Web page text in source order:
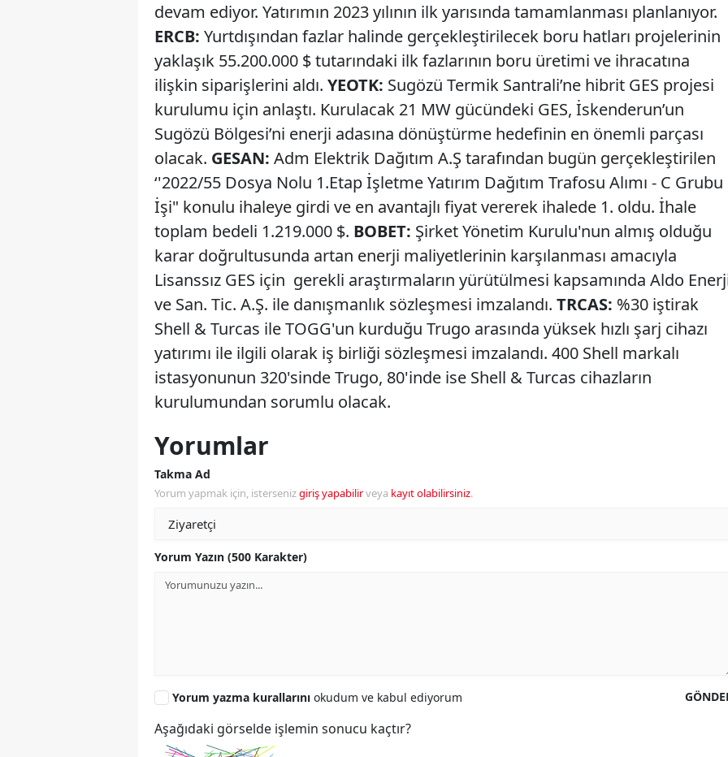
devam ediyor. Yatırımın 2023 yılının ilk yarısında tamamlanması planlanıyor.
ERCB: Yurtdışından fazlar halinde gerçekleştirilecek boru hatları projelerinin
yaklaşık 55.200.000 $ tutarındaki ilk fazlarının boru üretimi ve ihracatına
ilişkin siparişlerini aldı. YEOTK: Sugözü Termik Santrali’ne hibrit GES projesi
kurulumu için anlaştı. Kurulacak 21 MW gücündeki GES, İskenderun’un
Sugözü Bölgesi’ni enerji adasına dönüştürme hedefinin en önemli parçası
olacak. GESAN: Adm Elektrik Dağıtım A.Ş tarafından bugün gerçekleştirilen
‘'2022/55 Dosya Nolu 1.Etap İşletme Yatırım Dağıtım Trafosu Alımı - C Grubu
İşi" konulu ihaleye girdi ve en avantajlı fiyat vererek ihalede 1. oldu. İhale
toplam bedeli 1.219.000 $. BOBET: Şirket Yönetim Kurulu'nun almış olduğu
karar doğrultusunda artan enerji maliyetlerinin karşılanması amacıyla
Lisanssız GES için gerekli araştırmaların yürütülmesi kapsamında Aldo
ve San. Tic. A.Ş. ile danışmanlık sözleşmesi imzalandı. TRCAS: %30 iştirak
Shell & Turcas ile TOGG'un kurduğu Trugo arasında yüksek hızlı şarj cihazı
yatırımı ile ilgili olarak iş birliği sözleşmesi imzalandı. 400 Shell markalı
istasyonunun 320'sinde Trugo, 80'inde ise Shell & Turcas cihazların
kurulumundan sorumlu olacak.
Yorumlar
Takma Ad
Yorum yapmak için, istersenizgiriş yapabilirveya kayıt olabilirsiniz.
Yorum Yazın (500 Karakter)
Yorum yazma kurallarını okudum ve kabul ediyorum
Aşağıdaki görselde işlemin sonucu kaçtır?